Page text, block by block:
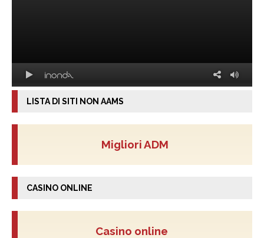
LISTA DI SITI NON AAMS
Migliori ADM
CASINO ONLINE
Casino online